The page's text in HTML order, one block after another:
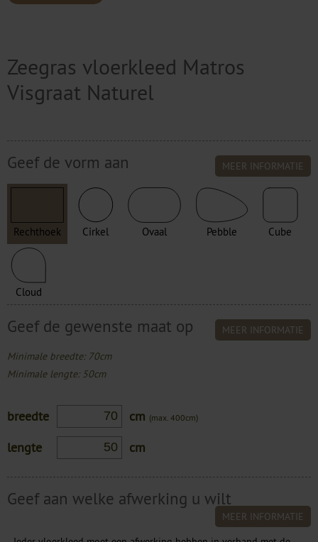
Zeegras vloerkleed Matros
Visgraat Naturel
Geef de vorm aan MEER INFORMATIE
Rechthoek Cirkel Ovaal Pebble Cube
Cloud
Geef de gewenste maat op MEER INFORMATIE
Minimale breedte: 70cm
Minimale lengte: 50cm
breedte cm (max. 400cm)
lengte cm
Geef aan welke afwerking u wilt
MEER INFORMATIE